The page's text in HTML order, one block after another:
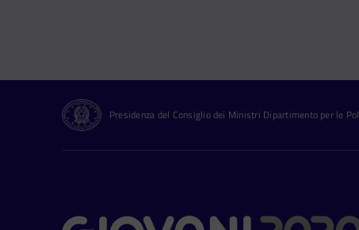
Presidenza del Consiglio dei Ministri Dipartimento per le